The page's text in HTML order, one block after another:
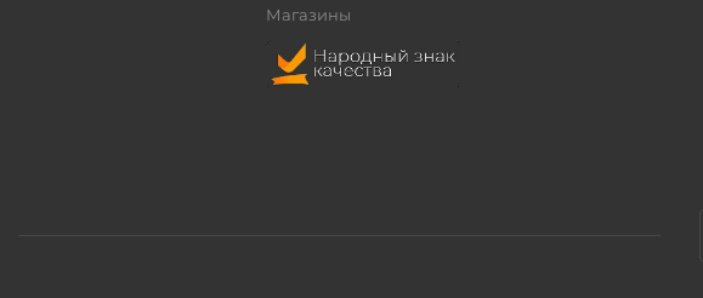
Магазины